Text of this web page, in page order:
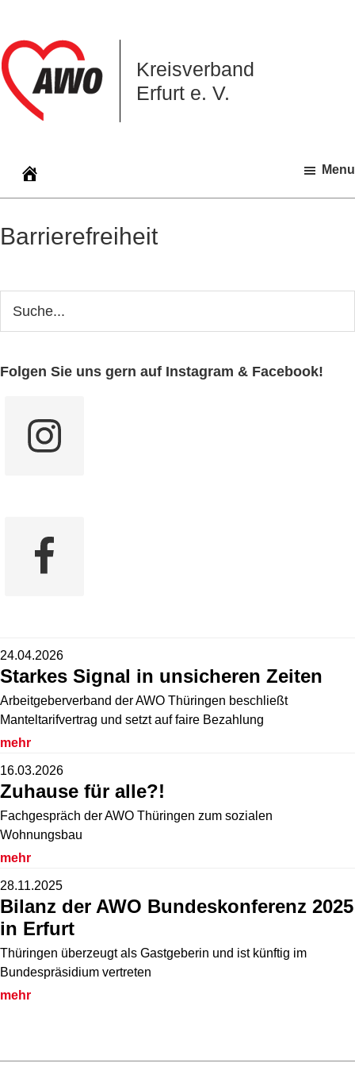
springen
springen
springen
Kreisverband
Erfurt e. V.
Menu
Barrierefreiheit
Seitenspalte
durchsuchen
Folgen Sie uns gern auf Instagram & Facebook!
24.04.2026
Starkes Signal in unsicheren Zeiten
Arbeitgeberverband der AWO Thüringen beschließt
Manteltarifvertrag und setzt auf faire Bezahlung
mehr
16.03.2026
Zuhause für alle?!
Fachgespräch der AWO Thüringen zum sozialen
Wohnungsbau
mehr
28.11.2025
Bilanz der AWO Bundeskonferenz 2025
in Erfurt
Thüringen überzeugt als Gastgeberin und ist künftig im
Bundespräsidium vertreten
mehr